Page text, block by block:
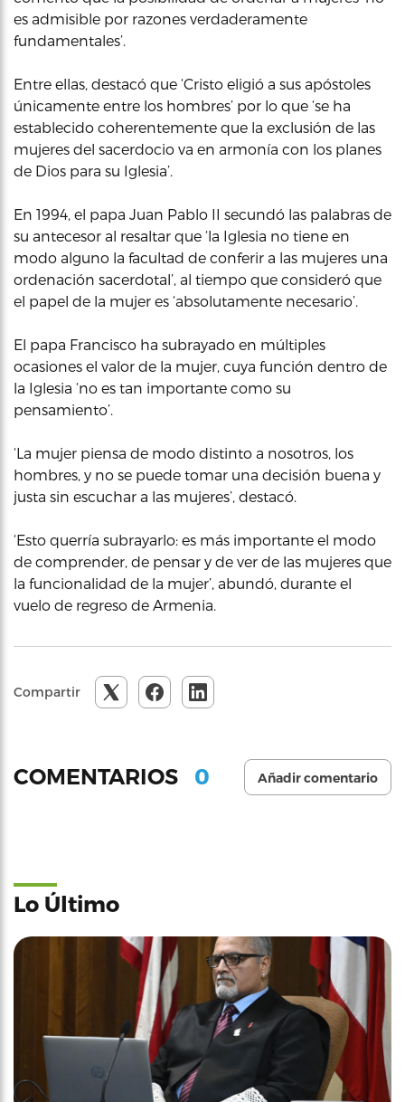
es admisible por razones verdaderamente
fundamentales’.
Entre ellas, destacó que ‘Cristo eligió a sus apóstoles
únicamente entre los hombres’ por lo que ‘se ha
establecido coherentemente que la exclusión de las
mujeres del sacerdocio va en armonía con los planes
de Dios para su Iglesia’.
En 1994, el papa Juan Pablo II secundó las palabras de
su antecesor al resaltar que ‘la Iglesia no tiene en
modo alguno la facultad de conferir a las mujeres una
ordenación sacerdotal’, al tiempo que consideró que
el papel de la mujer es ‘absolutamente necesario’.
El papa Francisco ha subrayado en múltiples
ocasiones el valor de la mujer, cuya función dentro de
la Iglesia ‘no es tan importante como su
pensamiento’.
‘La mujer piensa de modo distinto a nosotros, los
hombres, y no se puede tomar una decisión buena y
justa sin escuchar a las mujeres’, destacó.
‘Esto querría subrayarlo: es más importante el modo
de comprender, de pensar y de ver de las mujeres que
la funcionalidad de la mujer’, abundó, durante el
vuelo de regreso de Armenia.
Compartir
COMENTARIOS 0 Añadir comentario
Lo Último